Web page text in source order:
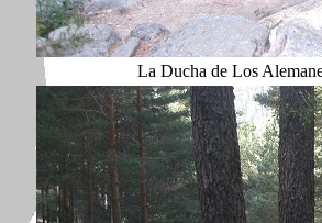
La Ducha de Los